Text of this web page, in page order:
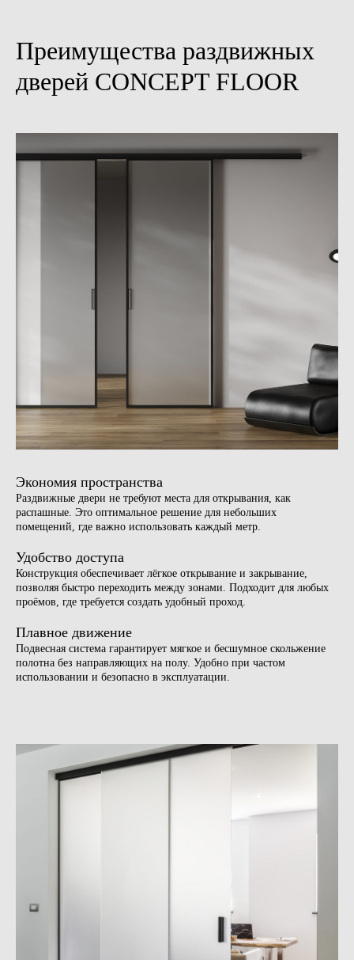
Преимущества раздвижных
дверей CONCEPT FLOOR
Экономия пространства
Раздвижные двери не требуют места для открывания, как
распашные. Это оптимальное решение для небольших
помещений, где важно использовать каждый метр.
Удобство доступа
Конструкция обеспечивает лёгкое открывание и закрывание,
позволяя быстро переходить между зонами. Подходит для любых
проёмов, где требуется создать удобный проход.
Плавное движение
Подвесная система гарантирует мягкое и бесшумное скольжение
полотна без направляющих на полу. Удобно при частом
использовании и безопасно в эксплуатации.
Бесплатная консультация
Доверьте отделку вашего
интерьера профессионалам
Просто оставьте свой номер телефона,
а мы поможем с выбором, с учётом ваших
пожеланий
+7
из натуральных материалов?
Всевозможные вариации цветов и отделок